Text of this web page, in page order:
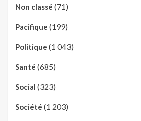
Non classé (71)
Pacifique (199)
Politique (1 043)
Santé (685)
Social (323)
Société (1 203)